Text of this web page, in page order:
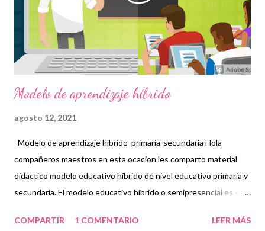
facilitar a los docentes, las herramientas necesarias para su
labor como agentes de la educación. RECONOCEMOS DE
IGUAL MANERA EL TRABAJO HE...
Modelo de aprendizaje híbrido
agosto 12, 2021
Modelo de aprendizaje híbrido primaria-secundaria Hola
compañeros maestros en esta ocacion les comparto material
didactico modelo educativo híbrido de nivel educativo primaria y
secundaria. El modelo educativo híbrido o semipresencial es el
parte de su aprendizaje a distancia,como el que hemos llevado
COMPARTIR 1 COMENTARIO LEER MÁS